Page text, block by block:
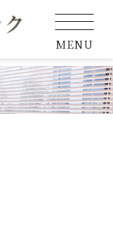
MENU